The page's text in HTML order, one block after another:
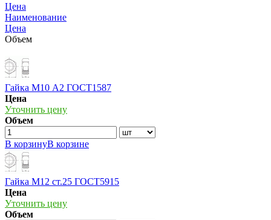
Цена
Наименование
Цена
Объем
Гайка М10 А2 ГОСТ1587
Цена
Уточнить цену
Объем
В корзинуВ корзине
Гайка М12 ст.25 ГОСТ5915
Цена
Уточнить цену
Объем